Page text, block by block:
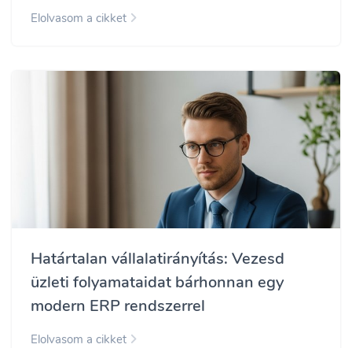
Elolvasom a cikket
Határtalan vállalatirányítás: Vezesd
üzleti folyamataidat bárhonnan egy
modern ERP rendszerrel
Elolvasom a cikket